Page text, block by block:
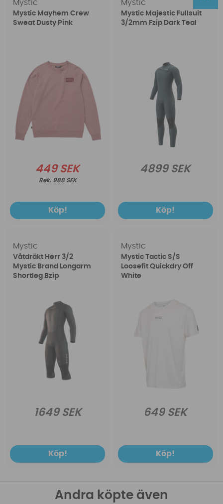
Mystic
Mystic Mayhem Crew
Sweat Dusty Pink
449 SEK
988 SEK
Köp!
Mystic
Mystic Majestic Fullsuit
3/2mm Fzip Dark Teal
4899 SEK
Köp!
Mystic
Våtdräkt Herr 3/2
Mystic Brand Longarm
Shortleg Bzip
1649 SEK
Köp!
Mystic
Mystic Tactic S/S
Loosefit Quickdry Off
White
649 SEK
Köp!
Andra köpte även